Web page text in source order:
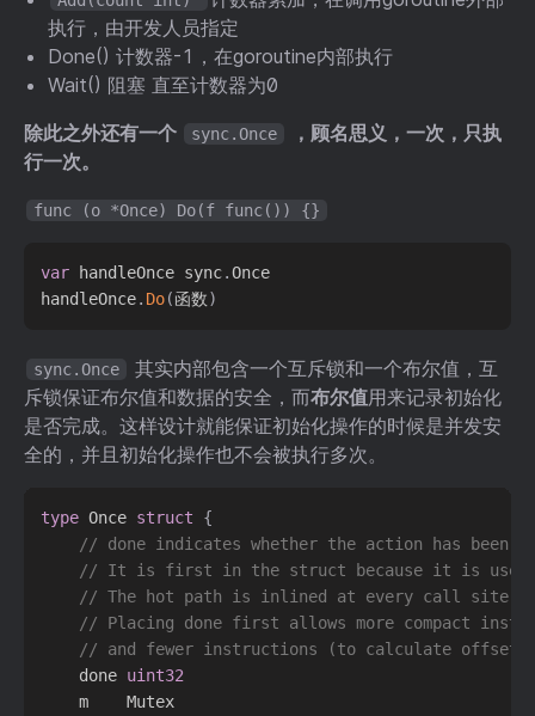
执行，由开发人员指定
Done() 计数器-1，在goroutine内部执行
Wait() 阻塞 直至计数器为0
除此之外还有一个
sync.Once
，顾名思义，一次，只执
行一次。
func (o *Once) Do(f func()) {}
var handleOnce sync.Once
handleOnce. Do(函数)
sync.Once
其实内部包含一个互斥锁和一个布尔值，互
斥锁保证布尔值和数据的安全，而布尔值用来记录初始化
是否完成。这样设计就能保证初始化操作的时候是并发安
全的，并且初始化操作也不会被执行多次。
type Once struct
{
// done indicates whether the action has been
// It is first in the struct because it is used
// The hot path is inlined at every call site.
// Placing done first allows more compact
// and fewer instructions (to calculate offset)
done uint32